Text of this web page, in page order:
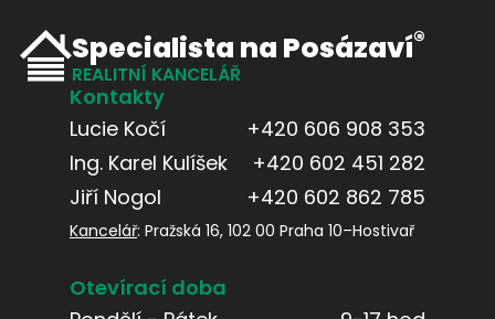
Specialista na Posázaví®
REALITNÍ KANCELÁŘ
Kontakty
Lucie Kočí
+420 606 908 353
Ing. Karel Kulíšek
+420 602 451 282
Jiří Nogol
+420 602 862 785
Kancelář: Pražská 16, 102 00 Praha 10–Hostivař
Otevírací doba